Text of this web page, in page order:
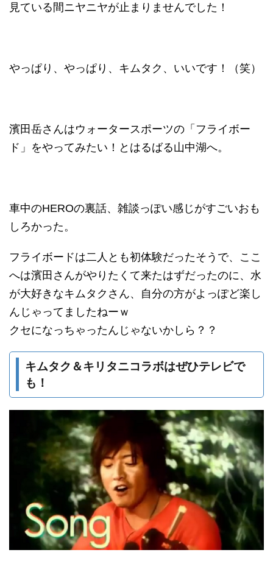
見ている間ニヤニヤが止まりませんでした！
やっぱり、やっぱり、キムタク、いいです！（笑）
濱田岳さんはウォータースポーツの「フライボー
ド」をやってみたい！とはるばる山中湖へ。
車中のHEROの裏話、雑談っぽい感じがすごいおも
しろかった。
フライボードは二人とも初体験だったそうで、ここ
へは濱田さんがやりたくて来たはずだったのに、水
が大好きなキムタクさん、自分の方がよっぽど楽し
んじゃってましたねーｗ
クセになっちゃったんじゃないかしら？？
キムタク＆キリタニコラボはぜひテレビで
も！